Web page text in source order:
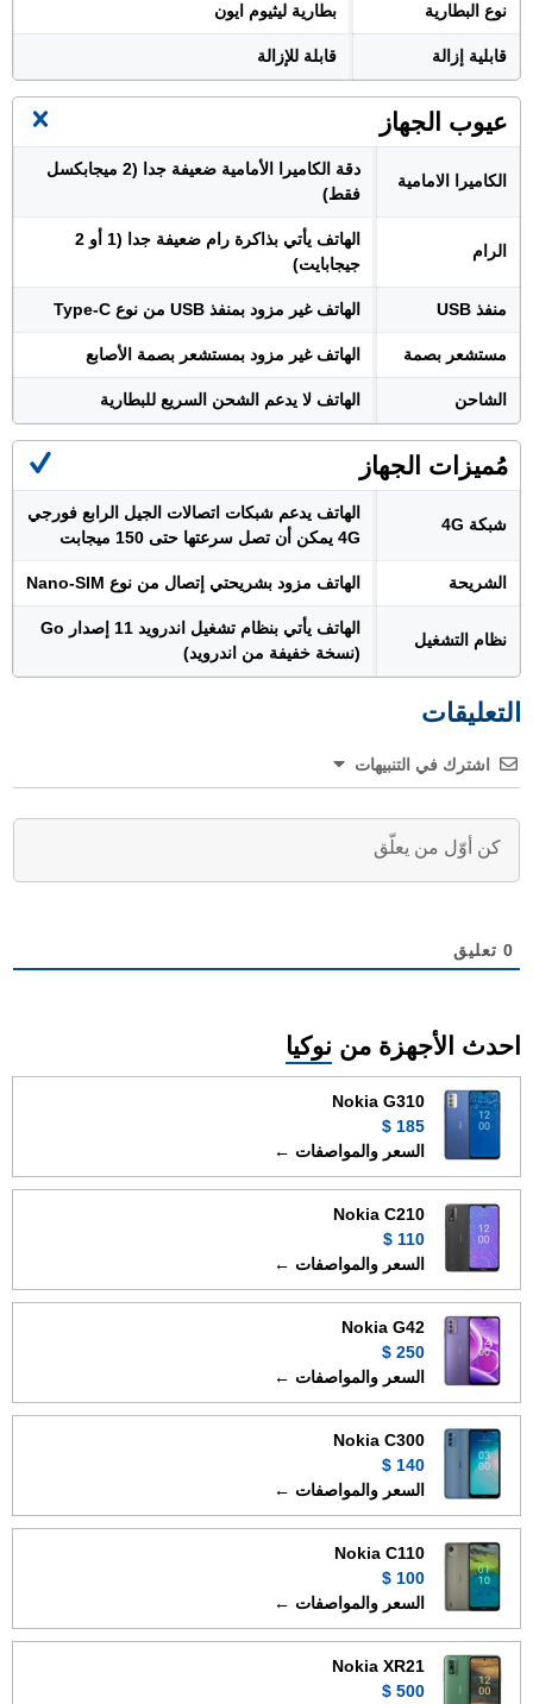
نوع البطارية بطارية ليثيوم ايون
قابلية إزالة قابلة للإزالة
عيوب الجهاز
الكاميرا الامامية
دقة الكاميرا الأمامية ضعيفة جدا (2 ميجابكسل
فقط)
الرام
الهاتف يأتي بذاكرة رام ضعيفة جدا (1 أو 2
جيجابايت)
منفذ USB الهاتف غير مزود بمنفذ USB من نوع Type-C
مستشعر بصمة الهاتف غير مزود بمستشعر بصمة الأصابع
الشاحن الهاتف لا يدعم الشحن السريع للبطارية
مُميزات الجهاز
شبكة 4G
الهاتف يدعم شبكات اتصالات الجيل الرابع فورجي
4G يمكن أن تصل سرعتها حتى 150 ميجابت
الشريحة الهاتف مزود بشريحتي إتصال من نوع Nano-SIM
نظام التشغيل
الهاتف يأتي بنظام تشغيل اندرويد 11 إصدار Go
(نسخة خفيفة من اندرويد)
التعليقات
اشترك في التنبيهات
0 تعليق
احدث الأجهزة من نوكيا
Nokia G310
185 $
السعر والمواصفات ←
Nokia C210
110 $
السعر والمواصفات ←
Nokia G42
250 $
السعر والمواصفات ←
Nokia C300
140 $
السعر والمواصفات ←
Nokia C110
100 $
السعر والمواصفات ←
Nokia XR21
500 $